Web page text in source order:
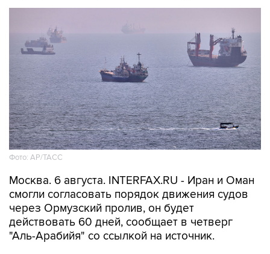
Фото: AP/ТАСС
Москва. 6 августа. INTERFAX.RU - Иран и Оман
смогли согласовать порядок движения судов
через Ормузский пролив, он будет
действовать 60 дней, сообщает в четверг
"Аль-Арабийя" со ссылкой на источник.